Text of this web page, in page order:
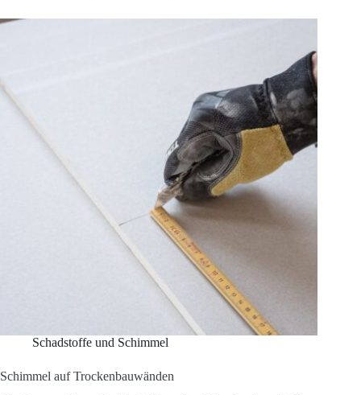
im
Schadstoffe und Schimmel
Schimmel auf Trockenbauwänden